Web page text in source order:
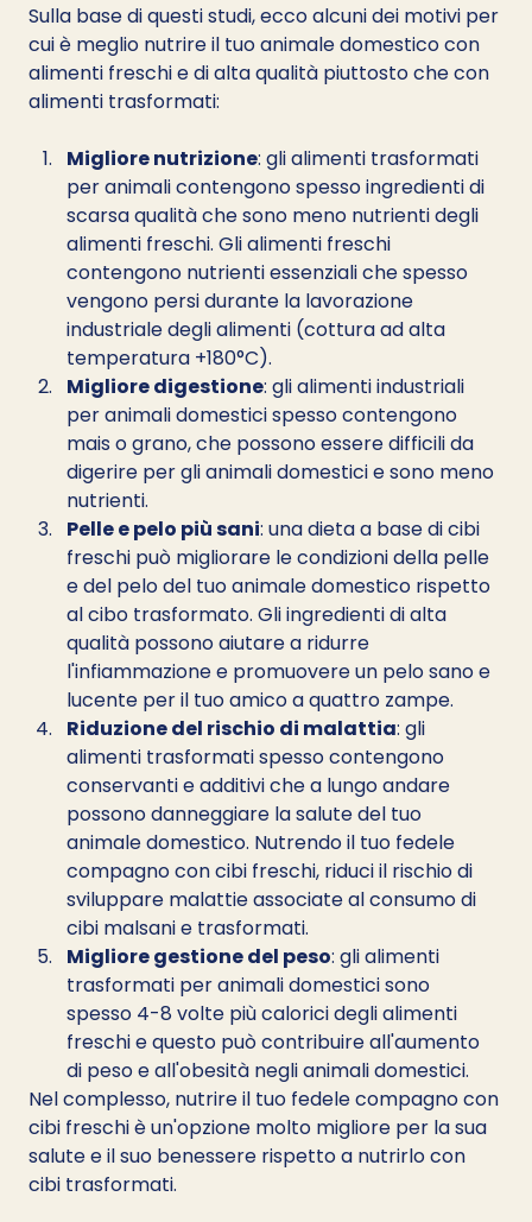
Sulla base di questi studi, ecco alcuni dei motivi per
cui è meglio nutrire il tuo animale domestico con
alimenti freschi e di alta qualità piuttosto che con
alimenti trasformati:
Migliore nutrizione: gli alimenti trasformati
per animali contengono spesso ingredienti di
scarsa qualità che sono meno nutrienti degli
alimenti freschi. Gli alimenti freschi
contengono nutrienti essenziali che spesso
vengono persi durante la lavorazione
industriale degli alimenti (cottura ad alta
temperatura +180°C).
Migliore digestione: gli alimenti industriali
per animali domestici spesso contengono
mais o grano, che possono essere difficili da
digerire per gli animali domestici e sono meno
nutrienti.
Pelle e pelo più sani: una dieta a base di cibi
freschi può migliorare le condizioni della pelle
e del pelo del tuo animale domestico rispetto
al cibo trasformato. Gli ingredienti di alta
qualità possono aiutare a ridurre
l'infiammazione e promuovere un pelo sano e
lucente per il tuo amico a quattro zampe.
Riduzione del rischio di malattia: gli
alimenti trasformati spesso contengono
conservanti e additivi che a lungo andare
possono danneggiare la salute del tuo
animale domestico. Nutrendo il tuo fedele
compagno con cibi freschi, riduci il rischio di
sviluppare malattie associate al consumo di
cibi malsani e trasformati.
Migliore gestione del peso: gli alimenti
trasformati per animali domestici sono
spesso 4-8 volte più calorici degli alimenti
freschi e questo può contribuire all'aumento
di peso e all'obesità negli animali domestici.
Nel complesso, nutrire il tuo fedele compagno con
cibi freschi è un'opzione molto migliore per la sua
salute e il suo benessere rispetto a nutrirlo con
cibi trasformati.